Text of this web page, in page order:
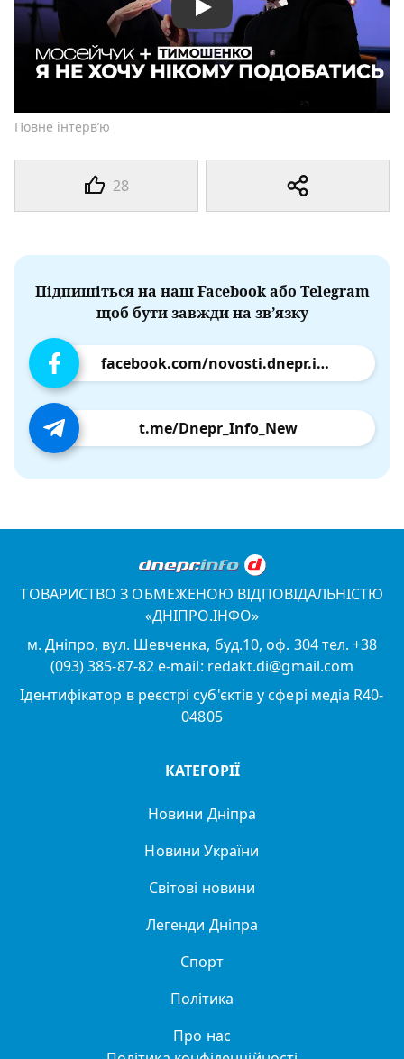
28
Play
Повне інтерв’ю
Підпишіться на наш Facebook або Telegram
щоб бути завжди на зв’язку
facebook.com/novosti.dnepr.info
t.me/Dnepr_Info_New
ТОВАРИСТВО З ОБМЕЖЕНОЮ ВІДПОВІДАЛЬНІСТЮ
«ДНІПРО.ІНФО»
м. Дніпро, вул. Шевченка, буд.10, оф. 304 тел. +38
(093) 385-87-82 e-mail: redakt.di@gmail.com
Ідентифікатор в реєстрі суб'єктів у сфері медіа R40-
04805
КАТЕГОРІЇ
Новини Дніпра
Новини України
Світові новини
Легенди Дніпра
Спорт
Політика
Про нас